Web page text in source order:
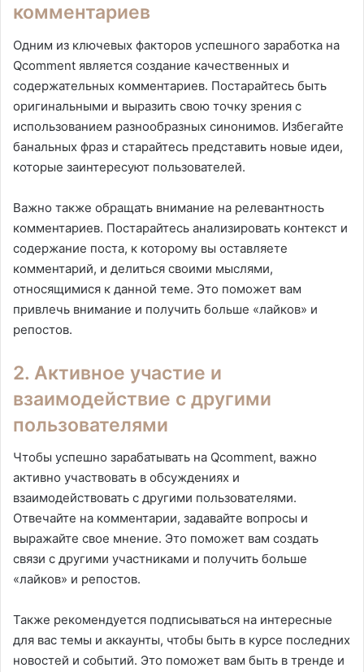
комментариев
Одним из ключевых факторов успешного заработка на
Qcomment является создание качественных и
содержательных комментариев. Постарайтесь быть
оригинальными и выразить свою точку зрения с
использованием разнообразных синонимов. Избегайте
банальных фраз и старайтесь представить новые идеи,
которые заинтересуют пользователей.
Важно также обращать внимание на релевантность
комментариев. Постарайтесь анализировать контекст и
содержание поста, к которому вы оставляете
комментарий, и делиться своими мыслями,
относящимися к данной теме. Это поможет вам
привлечь внимание и получить больше «лайков» и
репостов.
2. Активное участие и
взаимодействие с другими
пользователями
Чтобы успешно зарабатывать на Qcomment, важно
активно участвовать в обсуждениях и
взаимодействовать с другими пользователями.
Отвечайте на комментарии, задавайте вопросы и
выражайте свое мнение. Это поможет вам создать
связи с другими участниками и получить больше
«лайков» и репостов.
Также рекомендуется подписываться на интересные
для вас темы и аккаунты, чтобы быть в курсе последних
новостей и событий. Это поможет вам быть в тренде и